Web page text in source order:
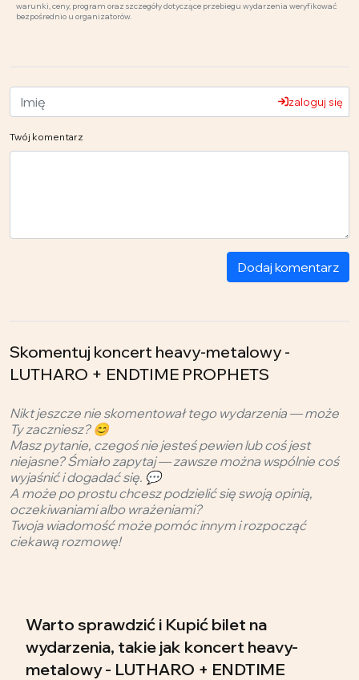
warunki, ceny, program oraz szczegóły dotyczące przebiegu wydarzenia weryfikować
bezpośrednio u organizatorów.
zaloguj się
Twój komentarz
Dodaj komentarz
Skomentuj koncert heavy-metalowy -
LUTHARO + ENDTIME PROPHETS
Nikt jeszcze nie skomentował tego wydarzenia — może
Ty zaczniesz? 😊
Masz pytanie, czegoś nie jesteś pewien lub coś jest
niejasne? Śmiało zapytaj — zawsze można wspólnie coś
wyjaśnić i dogadać się. 💬
A może po prostu chcesz podzielić się swoją opinią,
oczekiwaniami albo wrażeniami?
Twoja wiadomość może pomóc innym i rozpocząć
ciekawą rozmowę!
Warto sprawdzić i Kupić bilet na
wydarzenia, takie jak koncert heavy-
metalowy - LUTHARO + ENDTIME